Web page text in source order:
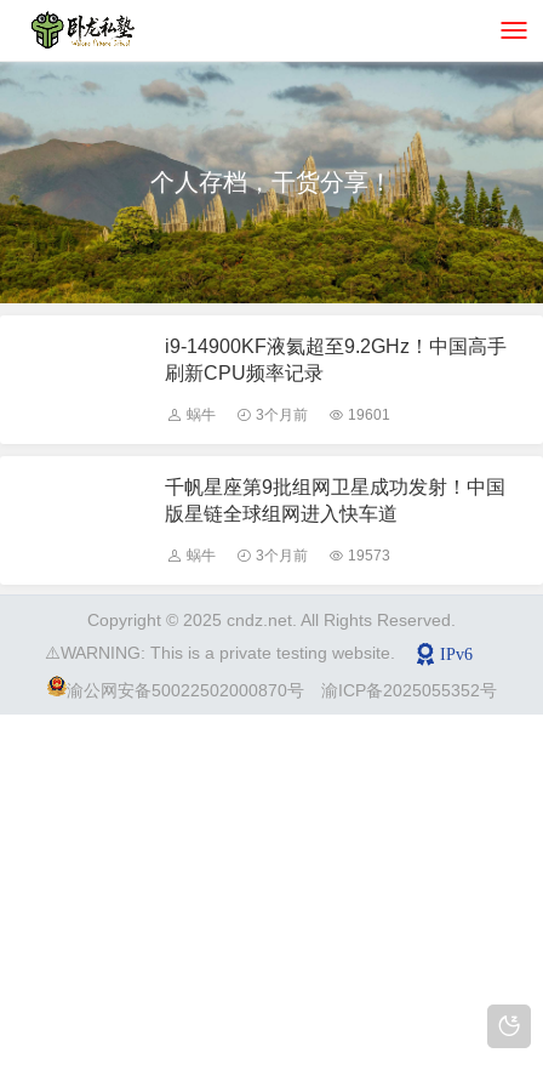
个人存档，干货分享！
i9-14900KF液氦超至9.2GHz！中国高手
刷新CPU频率记录
蜗牛 3个月前 19601
千帆星座第9批组网卫星成功发射！中国
版星链全球组网进入快车道
蜗牛 3个月前 19573
Copyright © 2025 cndz.net. All Rights Reserved.
⚠️WARNING: This is a private testing website.
渝公网安备50022502000870号
渝ICP备2025055352号